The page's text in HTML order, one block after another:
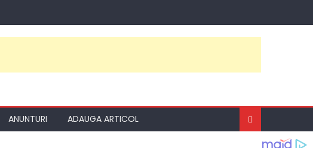
ANUNTURI ADAUGA ARTICOL